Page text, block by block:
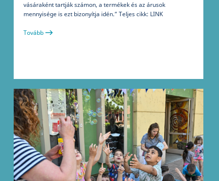
vásáraként tartják számon, a termékek és az árusok
mennyisége is ezt bizonyítja idén.” Teljes cikk: LINK
Tovább